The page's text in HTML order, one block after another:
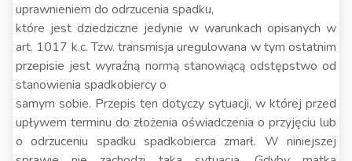
uprawnieniem do odrzucenia spadku,
które jest dziedziczne jedynie w warunkach opisanych w
art. 1017 k.c. Tzw. transmisja uregulowana w tym ostatnim
przepisie jest wyraźną normą stanowiącą odstępstwo od
stanowienia spadkobiercy o
samym sobie. Przepis ten dotyczy sytuacji, w której przed
upływem terminu do złożenia oświadczenia o przyjęciu lub
o odrzuceniu spadku spadkobierca zmarł. W niniejszej